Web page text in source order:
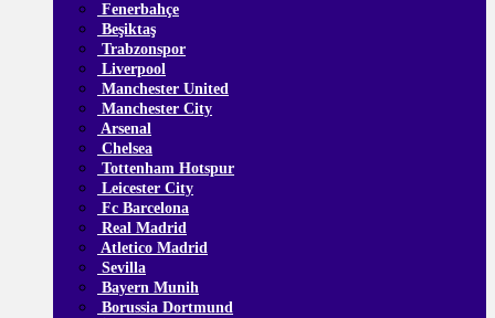
Fenerbahçe
Beşiktaş
Trabzonspor
Liverpool
Manchester United
Manchester City
Arsenal
Chelsea
Tottenham Hotspur
Leicester City
Fc Barcelona
Real Madrid
Atletico Madrid
Sevilla
Bayern Munih
Borussia Dortmund